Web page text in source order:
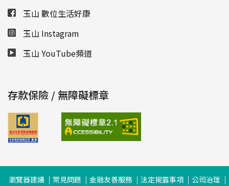
玉山 數位生活好康
玉山 Instagram
玉山 YouTube頻道
存款保險 / 無障礙標章
瀏覽器建議 常見問題 金融友善服務 法定揭露事項 公司治理